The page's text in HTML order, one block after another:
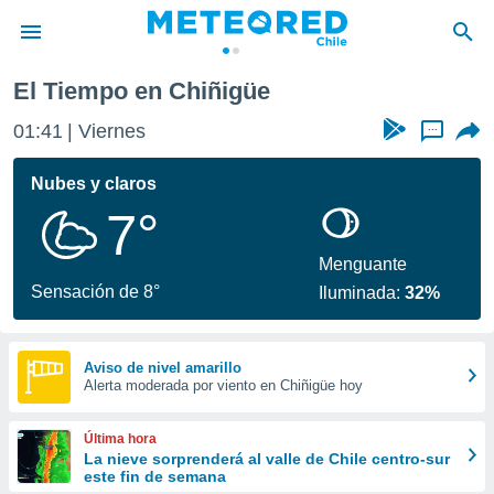
de
por
se
calidad.
a este
las
y
digital
basada
El Tiempo en Chiñigüe
01:41 Viernes ...
Nubes y claros
7°
Sensación de 8°
Menguante
Iluminada:32%
Aviso de nivel amarillo
Alerta moderada por viento en Chiñigüe hoy
Última hora
La nieve sorprenderá al valle de Chile centro-sur
este fin de semana